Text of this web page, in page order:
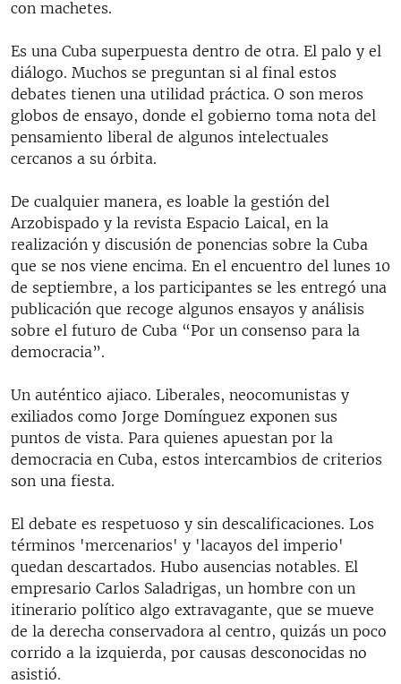
con machetes.
Es una Cuba superpuesta dentro de otra. El palo y el
diálogo. Muchos se preguntan si al final estos
debates tienen una utilidad práctica. O son meros
globos de ensayo, donde el gobierno toma nota del
pensamiento liberal de algunos intelectuales
cercanos a su órbita.
De cualquier manera, es loable la gestión del
Arzobispado y la revista Espacio Laical, en la
realización y discusión de ponencias sobre la Cuba
que se nos viene encima. En el encuentro del lunes 10
de septiembre, a los participantes se les entregó una
publicación que recoge algunos ensayos y análisis
sobre el futuro de Cuba “Por un consenso para la
democracia”.
Un auténtico ajiaco. Liberales, neocomunistas y
exiliados como Jorge Domínguez exponen sus
puntos de vista. Para quienes apuestan por la
democracia en Cuba, estos intercambios de criterios
son una fiesta.
El debate es respetuoso y sin descalificaciones. Los
términos 'mercenarios' y 'lacayos del imperio'
quedan descartados. Hubo ausencias notables. El
empresario Carlos Saladrigas, un hombre con un
itinerario político algo extravagante, que se mueve
de la derecha conservadora al centro, quizás un poco
corrido a la izquierda, por causas desconocidas no
asistió.